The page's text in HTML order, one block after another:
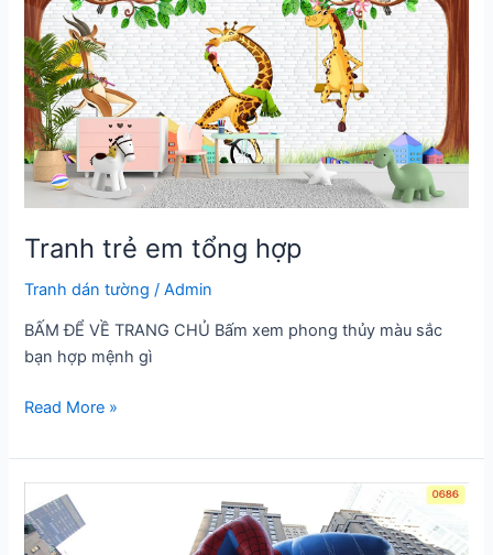
Tranh trẻ em tổng hợp
Tranh dán tường /Admin
BẤM ĐỂ VỀ TRANG CHỦ Bấm xem phong thủy màu sắc
bạn hợp mệnh gì
Tranh
em
tổng
hợp
Read More »